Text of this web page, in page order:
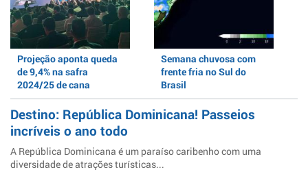
Projeção aponta queda
de 9,4% na safra
2024/25 de cana
Semana chuvosa com
frente fria no Sul do
Brasil
Destino: República Dominicana! Passeios
incríveis o ano todo
A República Dominicana é um paraíso caribenho com uma
diversidade de atrações turísticas...